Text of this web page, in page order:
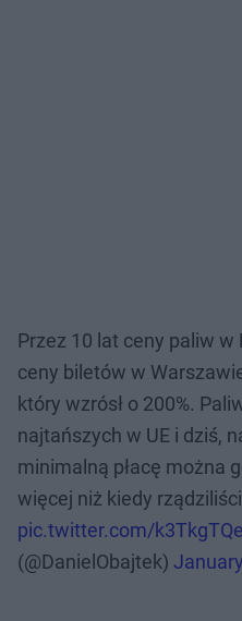
Przez 10 lat ceny paliw w
ceny biletów w
który wzrósł o 200%.
najtańszych w UE i dziś,
minimalną płacę można
więcej niż kiedy
pic.twitter.com/
(@DanielObajtek)